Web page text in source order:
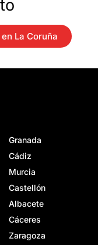
La Coruña
Granada
Cádiz
Murcia
Castellón
Albacete
Cáceres
Zaragoza